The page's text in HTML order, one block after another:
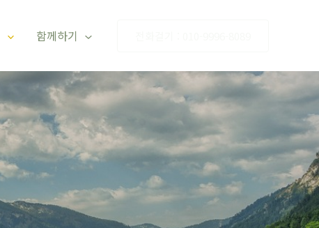
함께하기